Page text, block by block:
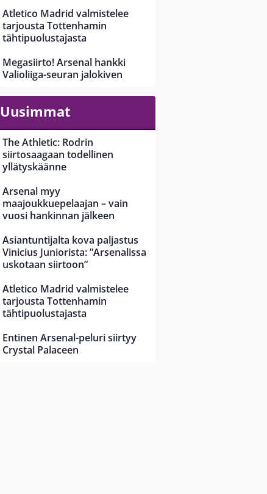
Atletico Madrid valmistelee
tarjousta Tottenhamin
tähtipuolustajasta
Megasiirto! Arsenal hankki
Valioliiga-seuran jalokiven
Uusimmat
The Athletic: Rodrin
siirtosaagaan todellinen
yllätyskäänne
Arsenal myy
maajoukkuepelaajan – vain
vuosi hankinnan jälkeen
Asiantuntijalta kova paljastus
Vinicius Juniorista: ”Arsenalissa
uskotaan siirtoon”
Atletico Madrid valmistelee
tarjousta Tottenhamin
tähtipuolustajasta
Entinen Arsenal-peluri siirtyy
Crystal Palaceen